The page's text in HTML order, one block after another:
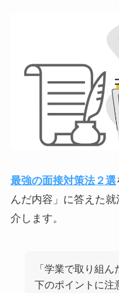
最強の面接対策法２選
んだ内容」に答えた
介します。
「学業で取り組
下のポイントに注